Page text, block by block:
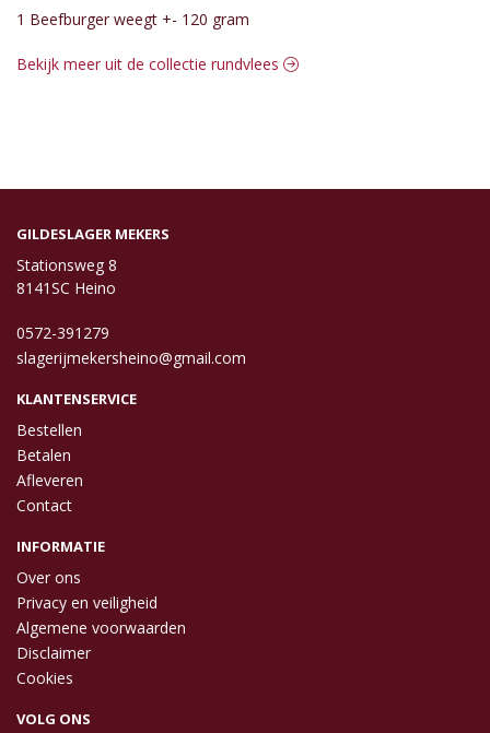
1 Beefburger weegt +- 120 gram
Bekijk meer uit de collectie rundvlees
GILDESLAGER MEKERS
Stationsweg 8
8141SC Heino
0572-391279
slagerijmekersheino@gmail.com
KLANTENSERVICE
Bestellen
Betalen
Afleveren
Contact
INFORMATIE
Over ons
Privacy en veiligheid
Algemene voorwaarden
Disclaimer
Cookies
VOLG ONS